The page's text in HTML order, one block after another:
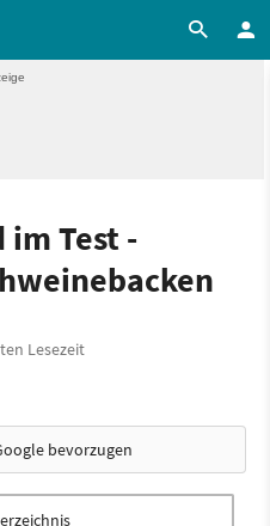
im Test -
Lesezeit
bevorzugen